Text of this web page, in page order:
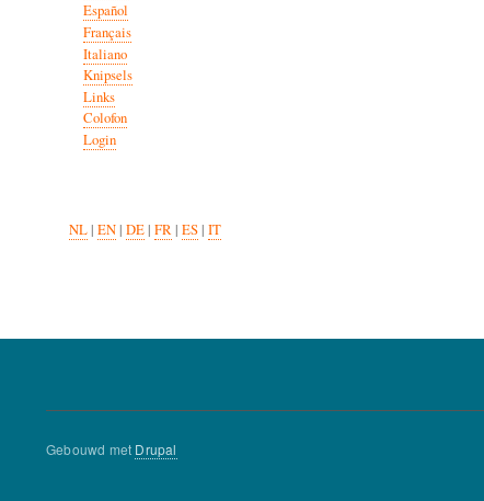
Español
Français
Italiano
Knipsels
Links
Colofon
Login
NL| EN| DE| FR| ES| IT
Gebouwd met Drupal